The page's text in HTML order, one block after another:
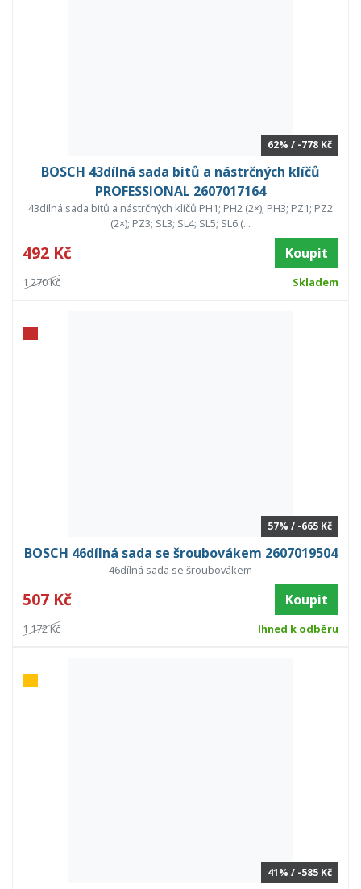
62% / -778 Kč
BOSCH 43dílná sada bitů a nástrčných klíčů
PROFESSIONAL 2607017164
43dílná sada bitů a nástrčných klíčů PH1; PH2 (2×); PH3; PZ1; PZ2
(2×); PZ3; SL3; SL4; SL5; SL6 (...
492 Kč Koupit
1 270 Kč Skladem
57% / -665 Kč
BOSCH 46dílná sada se šroubovákem 2607019504
46dílná sada se šroubovákem
507 Kč Koupit
1 172 Kč Ihned k odběru
41% / -585 Kč